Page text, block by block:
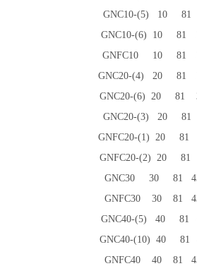
GNC10-(5) 10
GNC10-(6) 10
GNFC10 10 81
GNC20-(4) 20
GNC20-(6) 20
GNC20-(3) 20
GNFC20-(1) 20
GNFC20-(2) 20
GNC30 30
GNFC30 30
GNC40-(5) 40
GNC40-(10) 40
GNFC40 40